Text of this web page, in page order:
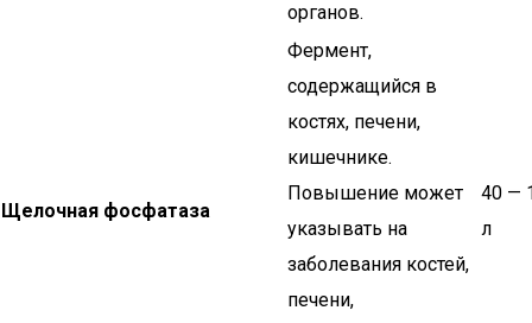
органов.
Щелочная фосфатаза
Фермент,
содержащийся в
костях, печени,
кишечнике.
Повышение может
указывать на
заболевания костей,
печени,
40 —
л